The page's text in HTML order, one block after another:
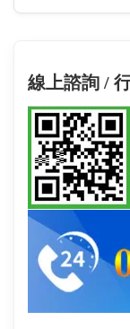
線上諮詢 /